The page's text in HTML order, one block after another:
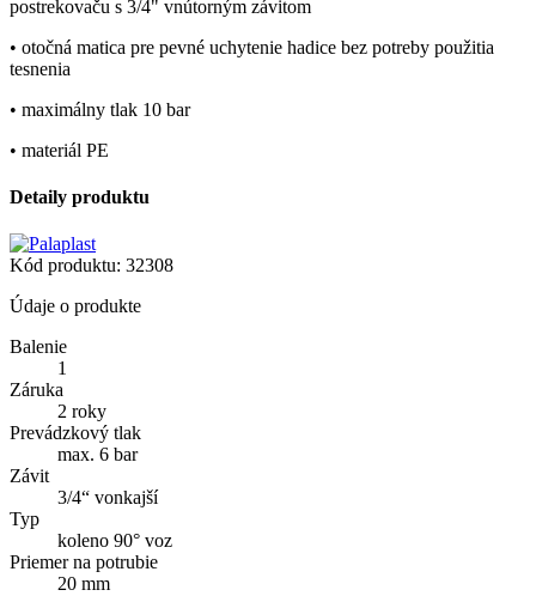
postrekovaču s 3/4" vnútorným závitom
• otočná matica pre pevné uchytenie hadice bez potreby použitia
tesnenia
• maximálny tlak 10 bar
• materiál PE
Detaily produktu
Kód produktu: 32308
Údaje o produkte
Balenie
1
Záruka
2 roky
Prevádzkový tlak
max. 6 bar
Závit
3/4“ vonkajší
Typ
koleno 90° voz
Priemer na potrubie
20 mm